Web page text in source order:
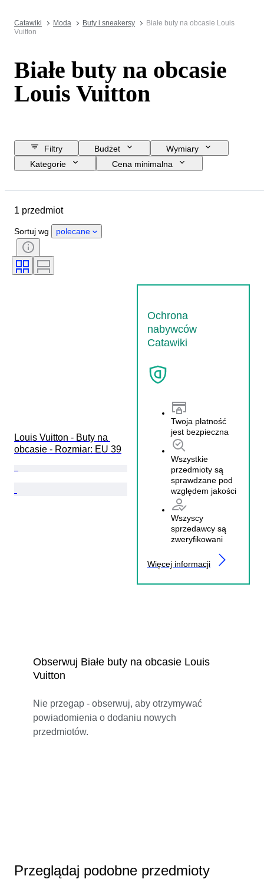
Catawiki Moda Buty i sneakersy
Białe buty na obcasie Louis
Vuitton
Białe buty na obcasie
Louis Vuitton
Filtry Budżet
Wymiary
Kategorie
Cena minimalna
Kraj pochodzenia
Stan
Era
Rozmiar buta
1 przedmiot
Sortuj wg polecane
Louis Vuitton - Buty na
obcasie - Rozmiar: EU 39
Ochrona
nabywców
Catawiki
Twoja płatność
jest bezpieczna
Wszystkie
przedmioty są
sprawdzane pod
względem jakości
Wszyscy
sprzedawcy są
zweryfikowani
Więcej informacji
Obserwuj Białe buty na obcasie Louis
Vuitton
Nie przegap - obserwuj, aby otrzymywać
powiadomienia o dodaniu nowych
przedmiotów.
Przeglądaj podobne przedmioty